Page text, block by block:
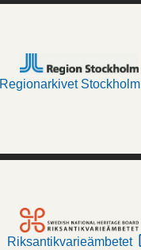
Regionarkivet Stockholm
Riksantikvarieämbetet